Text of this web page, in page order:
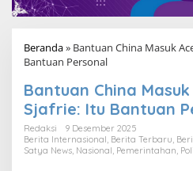
Beranda» Bantuan China Masuk
Bantuan Personal
Bantuan China
Sjafrie: Itu Bantuan
Redaksi
9 Desember 2025
Berita Internasional Berita Terbaru
Satya News Nasional Pemerintahan